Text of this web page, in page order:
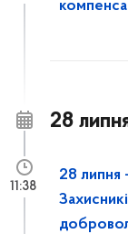
28
28 липня
11:38